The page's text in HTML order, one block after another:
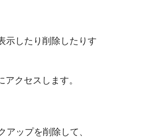
示したり削除したりす
クセスします。
ップを削除して、